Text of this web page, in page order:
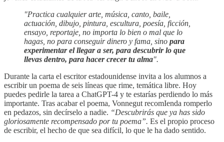
"Practica cualquier arte, música, canto, baile,
actuación, dibujo, pintura, escultura, poesía, ficción,
ensayo, reportaje, no importa lo bien o mal que lo
hagas, no para conseguir dinero y fama, sino para
experimentar el llegar a ser, para descubrir lo que
llevas dentro, para hacer crecer tu alma".
Durante la carta el escritor estadounidense invita a los alumnos a
escribir un poema de seis líneas que rime, temática libre. Hoy
puedes pedirle la tarea a ChatGPT-4 y te estarías perdiendo lo más
importante. Tras acabar el poema, Vonnegut recomIenda romperlo
en pedazos, sin decírselo a nadie. “Descubrirás que ya has sido
gloriosamente recompensado por tu poema”. Es el propio proceso
de escribir, el hecho de que sea difícil, lo que le ha dado sentido.